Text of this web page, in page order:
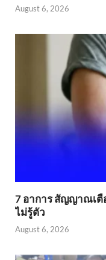
August 6, 2026
7 อาการ สัญญาณเตื
ไม่รู้ตัว
August 6, 2026